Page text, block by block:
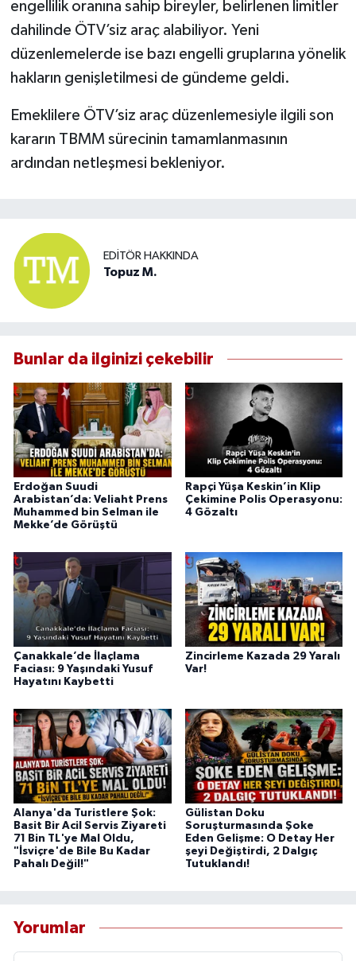
engellilik oranına sahip bireyler, belirlenen limitler
dahilinde ÖTV’siz araç alabiliyor. Yeni
düzenlemelerde ise bazı engelli gruplarına yönelik
hakların genişletilmesi de gündeme geldi.
Emeklilere ÖTV’siz araç düzenlemesiyle ilgili son
kararın TBMM sürecinin tamamlanmasının
ardından netleşmesi bekleniyor.
EDITÖR HAKKINDA
Topuz M.
Bunlar da ilginizi çekebilir
Erdoğan Suudi
Arabistan’da: Veliaht Prens
Muhammed bin Selman ile
Mekke’de Görüştü
Rapçi Yüşa Keskin’in Klip
Çekimine Polis Operasyonu:
4 Gözaltı
Çanakkale’de İlaçlama
Faciası: 9 Yaşındaki Yusuf
Hayatını Kaybetti
Zincirleme Kazada 29 Yaralı
Var!
Alanya'da Turistlere Şok:
Basit Bir Acil Servis Ziyareti
71 Bin TL'ye Mal Oldu,
"İsviçre'de Bile Bu Kadar
Pahalı Değil!"
Gülistan Doku
Soruşturmasında Şoke
Eden Gelişme: O Detay Her
şeyi Değiştirdi, 2 Dalgıç
Tutuklandı!
Yorumlar